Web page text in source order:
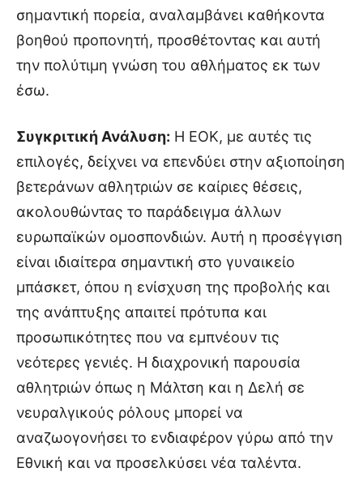
σημαντική πορεία, αναλαμβάνει καθήκοντα
βοηθού προπονητή, προσθέτοντας και αυτή
την πολύτιμη γνώση του αθλήματος εκ των
έσω.
Συγκριτική Ανάλυση: Η ΕΟΚ, με αυτές τις
επιλογές, δείχνει να επενδύει στην αξιοποίηση
βετεράνων αθλητριών σε καίριες θέσεις,
ακολουθώντας το παράδειγμα άλλων
ευρωπαϊκών ομοσπονδιών. Αυτή η προσέγγιση
είναι ιδιαίτερα σημαντική στο γυναικείο
μπάσκετ, όπου η ενίσχυση της προβολής και
της ανάπτυξης απαιτεί πρότυπα και
προσωπικότητες που να εμπνέουν τις
νεότερες γενιές. Η διαχρονική παρουσία
αθλητριών όπως η Μάλτση και η Δελή σε
νευραλγικούς ρόλους μπορεί να
αναζωογονήσει το ενδιαφέρον γύρω από την
Εθνική και να προσελκύσει νέα ταλέντα.